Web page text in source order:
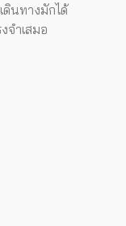
ดินทางมักได้
จำเสมอ